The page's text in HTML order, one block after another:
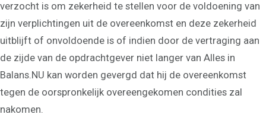
verzocht is om zekerheid te stellen voor de voldoening van
zijn verplichtingen uit de overeenkomst en deze zekerheid
uitblijft of onvoldoende is of indien door de vertraging aan
de zijde van de opdrachtgever niet langer van Alles in
Balans.NU kan worden gevergd dat hij de overeenkomst
tegen de oorspronkelijk overeengekomen condities zal
nakomen.